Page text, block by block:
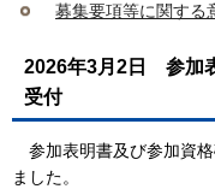
募集要項等に関する
2026年3月2日 参加
受付
参加表明書及び参加資
ました。